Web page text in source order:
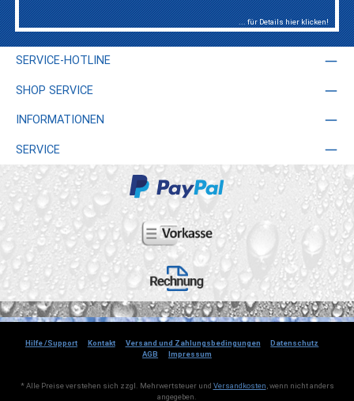
... für Details hier klicken!
SERVICE-HOTLINE
SHOP SERVICE
INFORMATIONEN
SERVICE
Hilfe /Support Kontakt Versand und Zahlungsbedingungen
Datenschutz
AGB
Impressum
* Alle Preise verstehen sich zzgl. Mehrwertsteuer und Versandkosten , wenn nicht anders
angegeben.